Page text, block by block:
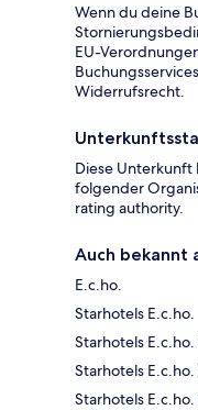
Wenn du deine
EU-
Widerrufsrecht.
Diese
folgender
rating authority.
Auch bekannt
E.c.ho.
Starhotels E.c.ho.
Starhotels
Starhotels
Starhotels